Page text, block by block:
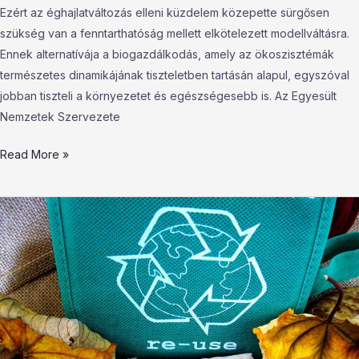
Ezért az éghajlatváltozás elleni küzdelem közepette sürgősen
szükség van a fenntarthatóság mellett elkötelezett modellváltásra.
Ennek alternatívája a biogazdálkodás, amely az ökoszisztémák
természetes dinamikájának tiszteletben tartásán alapul, egyszóval
jobban tiszteli a környezetet és egészségesebb is. Az Egyesült
Nemzetek Szervezete
Read More »
Mi
az
a
zero
waste?
Mi
az
a